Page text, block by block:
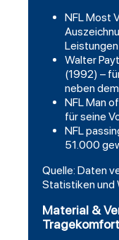
NFL Most
Walter
(1992) –
neben
NFL Man
für seine
NFL
51.000
Quelle: Daten
Statistiken und
Material &
Tragekomfort